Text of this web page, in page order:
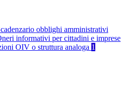
obblighi amministrativi
informativi per cittadini e imprese
OIV o struttura analoga 1